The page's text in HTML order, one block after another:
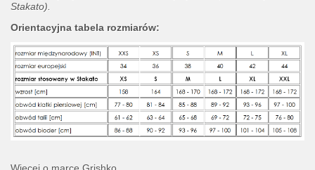
Stakato).
Orientacyjna tabela rozmiarów: